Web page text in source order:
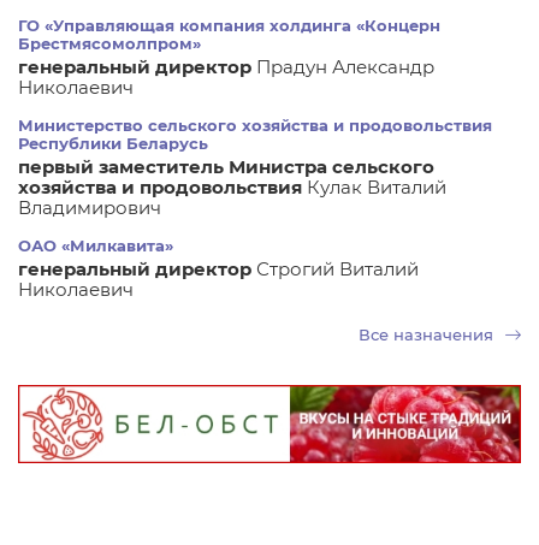
ГО «Управляющая компания холдинга «Концерн
Брестмясомолпром»
генеральный директор Прадун Александр
Николаевич
Министерство сельского хозяйства и продовольствия
Республики Беларусь
первый заместитель Министра сельского
хозяйства и продовольствия Кулак Виталий
Владимирович
ОАО «Милкавита»
генеральный директор Строгий Виталий
Николаевич
Все назначения